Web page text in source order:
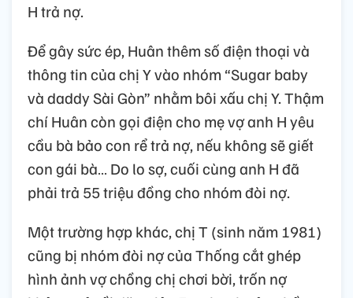
H trả nợ.
Để gây sức ép, Huân thêm số điện thoại và
thông tin của chị Y vào nhóm “Sugar baby
và daddy Sài Gòn” nhằm bôi xấu chị Y. Thậm
chí Huân còn gọi điện cho mẹ vợ anh H yêu
cầu bà bảo con rể trả nợ, nếu không sẽ giết
con gái bà… Do lo sợ, cuối cùng anh H đã
phải trả 55 triệu đồng cho nhóm đòi nợ.
Một trường hợp khác, chị T (sinh năm 1981)
cũng bị nhóm đòi nợ của Thống cắt ghép
hình ảnh vợ chồng chị chơi bời, trốn nợ